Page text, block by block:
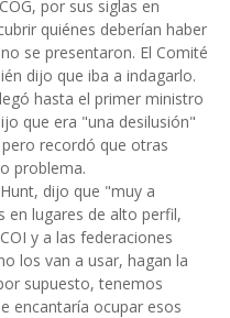
por sus siglas en
quiénes deberían haber
se presentaron. El Comité
dijo que iba a indagarlo.
hasta el primer ministro
que era "una desilusión"
recordó que otras
problema.
dijo que "muy a
en lugares de alto perfil,
y a las federaciones
los van a usar, hagan la
supuesto, tenemos
encantaría ocupar esos